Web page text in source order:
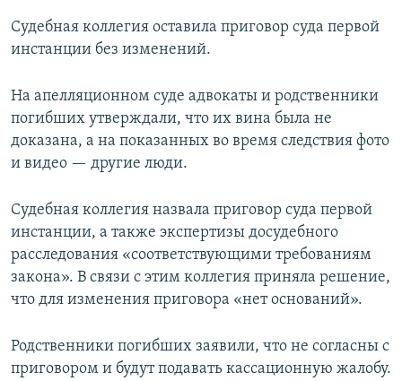
Судебная коллегия оставила приговор суда первой
инстанции без изменений.
На апелляционном суде адвокаты и родственники
погибших утверждали, что их вина была не
доказана, а на показанных во время следствия фото
и видео — другие люди.
Судебная коллегия назвала приговор суда первой
инстанции, а также экспертизы досудебного
расследования «соответствующими требованиям
закона». В связи с этим коллегия приняла решение,
что для изменения приговора «нет оснований».
Родственники погибших заявили, что не согласны с
приговором и будут подавать кассационную жалобу.